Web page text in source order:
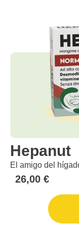
Hepanut
El amigo del
26,00 €